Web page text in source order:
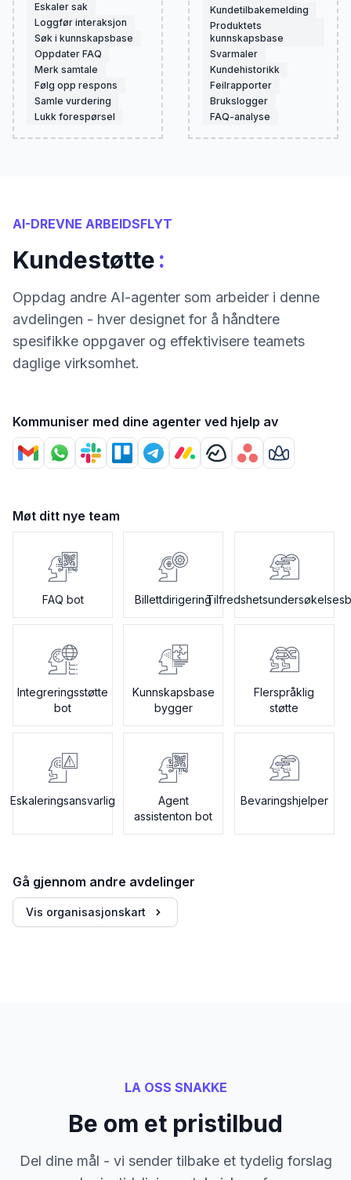
Eskaler sak
Loggfør interaksjon
Søk i kunnskapsbase
Oppdater FAQ
Merk samtale
Følg opp respons
Samle vurdering
Lukk forespørsel
Kundetilbakemelding
Produktets
kunnskapsbase
Svarmaler
Kundehistorikk
Feilrapporter
Brukslogger
FAQ-analyse
AI-DREVNE ARBEIDSFLYT
Kundestøtte:
Oppdag andre AI-agenter som arbeider i denne
avdelingen - hver designet for å håndtere
spesifikke oppgaver og effektivisere teamets
daglige virksomhet.
Kommuniser med dine agenter ved hjelp av
Møt ditt nye team
FAQ bot Billettdirigering
Integreringsstøtte
bot
Kunnskapsbase
bygger
Flerspråklig
støtte
Eskaleringsansvarlig
Agent
assistenton bot
Bevaringshjelper
Gå gjennom andre avdelinger
Vis organisasjonskart
LA OSS SNAKKE
Be om et pristilbud
Del dine mål - vi sender tilbake et tydelig forslag